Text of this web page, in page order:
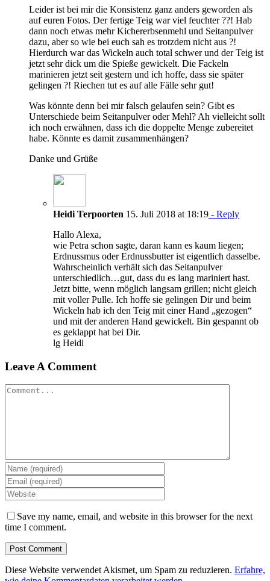
Leider ist bei mir die Konsistenz ganz anders geworden als
auf euren Fotos. Der fertige Teig war viel feuchter ??! Hab
dann noch etwas mehr Kichererbsenmehl und Seitanpulver
dazu, aber so wie bei euch sah es trotzdem nicht aus ?!
Hierdurch war das Wickeln auch total schwer und der Teig ist
jetzt sehr dick um die Spieße gewickelt. Die Fackeln
marinieren jetzt seit gestern und ich hoffe, dass sie später
gelingen ?! Riechen tut es auf alle Fälle sehr gut!
Was könnte denn bei mir falsch gelaufen sein? Gibt es
Unterschiede beim Seitanpulver oder Mehl? Ah vielleicht sollt
ich noch erwähnen, dass ich die doppelte Menge zubereitet
habe. Könnte es damit zusammenhängen?
Danke und Grüße
Heidi Terpoorten 15. Juli 2018 at 18:19 - Reply
Hallo Alexa,
wie Petra schon sagte, daran kann es kaum liegen;
Erdnussmus oder Erdnussbutter ist eigentlich dasselbe.
Wahrscheinlich verhält sich das Seitanpulver
unterschiedlich…gut, dass du es lang mariniert hast.
Jetzt bitte, wenn möglich langsam grillen; nicht gleich
mit voller Pulle. Ich hoffe sie gelingen Dir und beim
Wickeln hab ich den Teig mit einer Hand „gezogen“
und mit der anderen Hand gewickelt. Bin gespannt ob
es geklappt hat bei Dir.
lg Heidi
Leave A Comment
Comment
Save my name, email, and website in this browser for the next
time I comment.
Diese Website verwendet Akismet, um Spam zu reduzieren. Erfahre,